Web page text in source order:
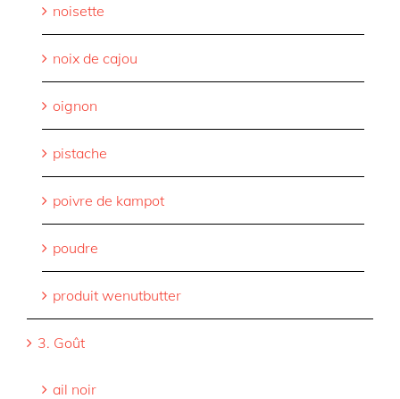
noisette
noix de cajou
oignon
pistache
poivre de kampot
poudre
produit wenutbutter
3. Goût
ail noir